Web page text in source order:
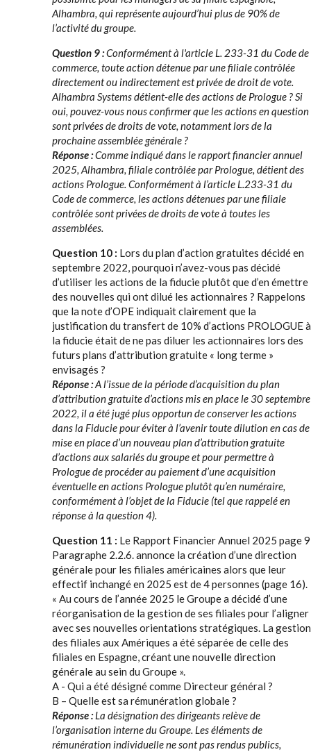
Alhambra, qui représente aujourd’hui plus de 90% de
l’activité du groupe.
Question 9 :Conformément à l'article L. 233-31 du Code de
commerce, toute action détenue par une filiale contrôlée
directement ou indirectement est privée de droit de vote.
Alhambra Systems détient-elle des actions de Prologue ? Si
oui, pouvez-vous nous confirmer que les actions en question
sont privées de droits de vote, notamment lors de la
prochaine assemblée générale ?
Réponse :Comme indiqué dans le rapport financier annuel
2025, Alhambra, filiale contrôlée par Prologue, détient des
actions Prologue. Conformément à l’article L.233-31 du
Code de commerce, les actions détenues par une filiale
contrôlée sont privées de droits de vote à toutes les
assemblées.
Question 10 : Lors du plan d’action gratuites décidé en
septembre 2022, pourquoi n’avez-vous pas décidé
d’utiliser les actions de la fiducie plutôt que d’en émettre
des nouvelles qui ont dilué les actionnaires ? Rappelons
que la note d’OPE indiquait clairement que la
justification du transfert de 10% d’actions PROLOGUE à
la fiducie était de ne pas diluer les actionnaires lors des
futurs plans d’attribution gratuite « long terme »
envisagés ?
Réponse :A l’issue de la période d’acquisition du plan
d’attribution gratuite d’actions mis en place le 30 septembre
2022, il a été jugé plus opportun de conserver les actions
dans la Fiducie pour éviter à l’avenir toute dilution en cas de
mise en place d’un nouveau plan d’attribution gratuite
d’actions aux salariés du groupe et pour permettre à
Prologue de procéder au paiement d’une acquisition
éventuelle en actions Prologue plutôt qu’en numéraire,
conformément à l’objet de la Fiducie (tel que rappelé en
réponse à la question 4).
Question 11 : Le Rapport Financier Annuel 2025 page 9
Paragraphe 2.2.6. annonce la création d’une direction
générale pour les filiales américaines alors que leur
effectif inchangé en 2025 est de 4 personnes (page 16).
« Au cours de l’année 2025 le Groupe a décidé d’une
réorganisation de la gestion de ses filiales pour l’aligner
avec ses nouvelles orientations stratégiques. La gestion
des filiales aux Amériques a été séparée de celle des
filiales en Espagne, créant une nouvelle direction
générale au sein du Groupe ».
A - Qui a été désigné comme Directeur général ?
B – Quelle est sa rémunération globale ?
Réponse :La désignation des dirigeants relève de
l’organisation interne du Groupe. Les éléments de
rémunération individuelle ne sont pas rendus publics,